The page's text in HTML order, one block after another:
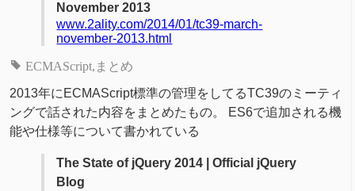
November 2013
www.2ality.com/2014/01/tc39-march-
november-2013.html
ECMAScript まとめ
2013年にECMAScript標準の管理をしてるTC39のミーティ
ングで話された内容をまとめたもの。 ES6で追加される機
能や仕様等について書かれている
The State of jQuery 2014 | Official jQuery
Blog